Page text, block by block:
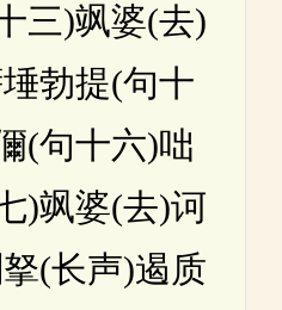
三)飒婆(去)
勃提(句十
(句十六)咄
)飒婆(去)诃
(长声)遏质